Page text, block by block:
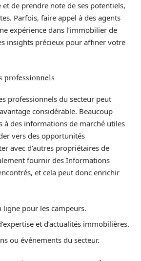
de prendre note de ses potentiels,
Parfois, faire appel à des agents
expérience dans l’immobilier de
insights précieux pour affiner votre
professionnels
professionnels du secteur peut
considérable. Beaucoup
à des informations de marché utiles
vers des opportunités
avec d’autres propriétaires de
fournir des Informations
et cela peut donc enrichir
ligne pour les campeurs.
et d’actualités immobilières.
ou événements du secteur.